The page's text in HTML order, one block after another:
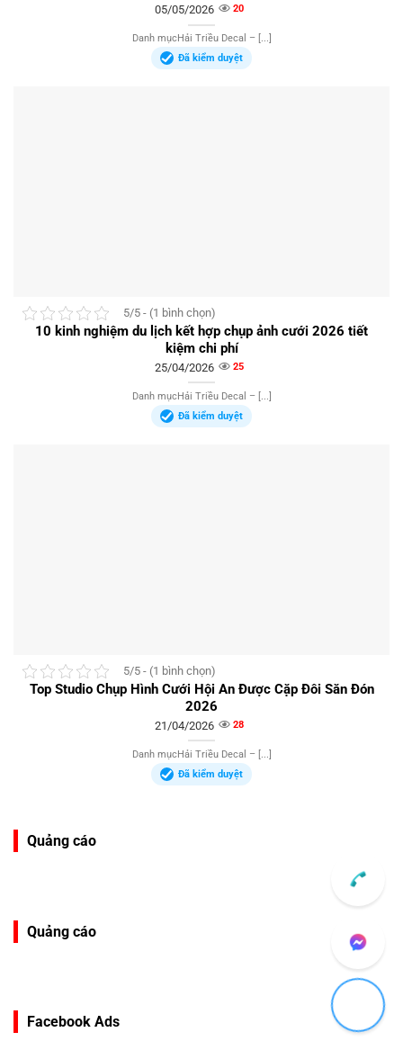
05/05/2026 20
Danh mụcHải Triều Decal – [...]
Đã kiểm duyệt
5/5 - (1 bình chọn)
10 kinh nghiệm du lịch kết hợp chụp ảnh cưới 2026 tiết
kiệm chi phí
25/04/2026 25
Danh mụcHải Triều Decal – [...]
Đã kiểm duyệt
5/5 - (1 bình chọn)
Top Studio Chụp Hình Cưới Hội An Được Cặp Đôi Săn Đón
2026
21/04/2026 28
Danh mụcHải Triều Decal – [...]
Đã kiểm duyệt
Quảng cáo
Quảng cáo
Facebook Ads